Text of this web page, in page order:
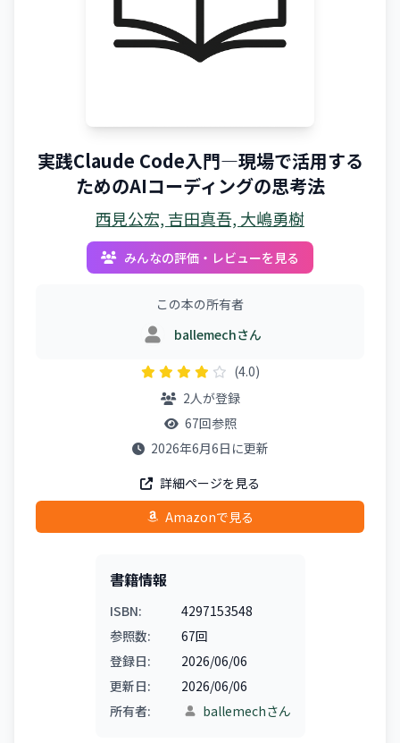
実践Claude Code入門―現場で活用する
ためのAIコーディングの思考法
西見公宏, 吉田真吾, 大嶋勇樹
みんなの評価・レビューを見る
この本の所有者
ballemechさん
(4.0)
2人が登録
67回参照
2026年6月6日に更新
詳細ページを見る
Amazonで見る
書籍情報
ISBN:
4297153548
参照数:
67回
登録日:
2026/06/06
更新日:
2026/06/06
所有者:
ballemechさん